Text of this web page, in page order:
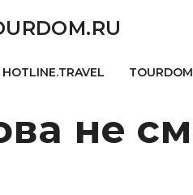
HOTLINE.TRAVEL
не